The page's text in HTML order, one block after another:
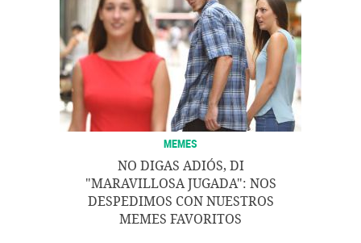
MEMES
NO DIGAS ADIÓS, DI
"MARAVILLOSA JUGADA": NOS
DESPEDIMOS CON NUESTROS
MEMES FAVORITOS